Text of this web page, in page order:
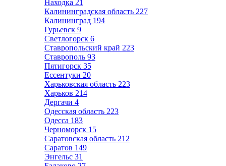
Находка 21
Калининградская область 227
Калининград 194
Гурьевск 9
Светлогорск 6
Ставропольский край 223
Ставрополь 93
Пятигорск 35
Ессентуки 20
Харьковская область 223
Харьков 214
Дергачи 4
Одесская область 223
Одесса 183
Черноморск 15
Саратовская область 212
Саратов 149
Энгельс 31